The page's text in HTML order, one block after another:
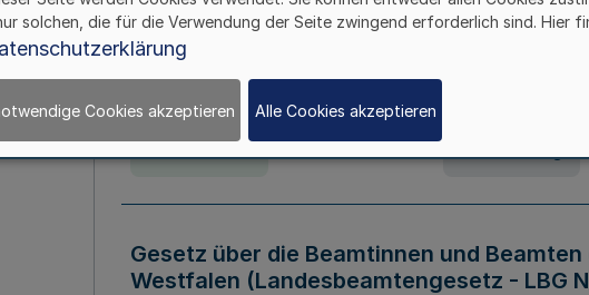
Verordnung über die Wirtschaftsführung
Nordrhein-Westfalen
Gesetz über die Beamtinnen und
Westfalen (Landesbeamtengesetz - LBG
solchen, die für die Verwendung der Seite zwingend erforderlich sind. Hier
Cookies akzeptieren Alle Cookies akzeptieren